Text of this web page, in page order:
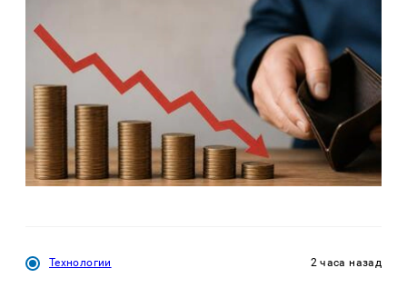
Технологии 2 часа назад